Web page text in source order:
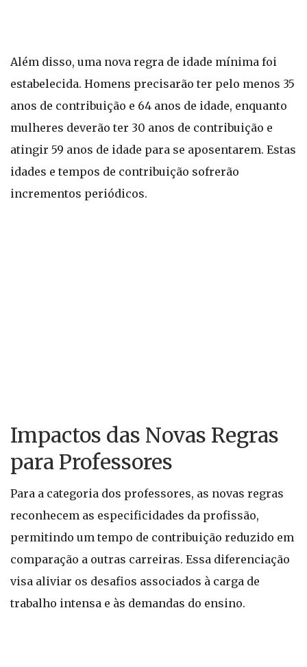
Além disso, uma nova regra de idade mínima foi
estabelecida. Homens precisarão ter pelo menos 35
anos de contribuição e 64 anos de idade, enquanto
mulheres deverão ter 30 anos de contribuição e
atingir 59 anos de idade para se aposentarem. Estas
idades e tempos de contribuição sofrerão
incrementos periódicos.
Impactos das Novas Regras
para Professores
Para a categoria dos professores, as novas regras
reconhecem as especificidades da profissão,
permitindo um tempo de contribuição reduzido em
comparação a outras carreiras. Essa diferenciação
visa aliviar os desafios associados à carga de
trabalho intensa e às demandas do ensino.